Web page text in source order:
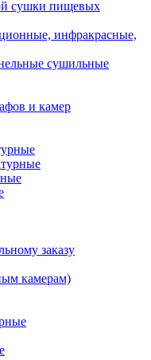
сушки пищевых
инфракрасные,
сушильные
и камер
заказу
камерам)